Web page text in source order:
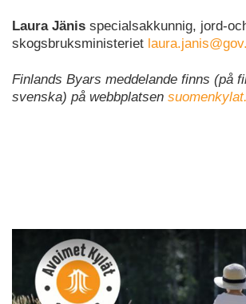
Laura Jänis specialsakkunnig, jord-
skogsbruksministeriet
Finlands Byars meddelande finns (på
svenska) på webbplatsen